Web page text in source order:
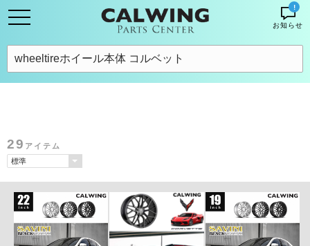
!
お知らせ
29 アイテム